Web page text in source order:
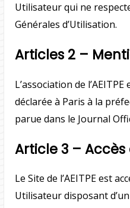
Utilisateur qui ne
Générales d’Utilisation.
Articles 2 –
L’association de
déclarée à Paris à la
parue dans le Journal
Article 3 – Accès
Le Site de l’AEITPE est
Utilisateur disposant